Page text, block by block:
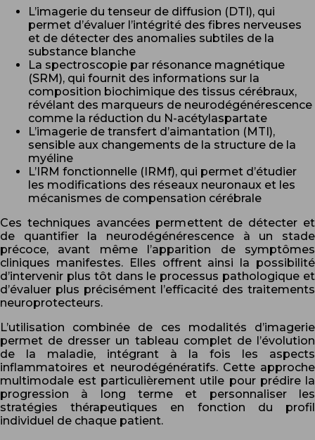
L’imagerie du tenseur de diffusion (DTI), qui
permet d’évaluer l’intégrité des fibres nerveuses
et de détecter des anomalies subtiles de la
substance blanche
La spectroscopie par résonance magnétique
(SRM), qui fournit des informations sur la
composition biochimique des tissus cérébraux,
révélant des marqueurs de neurodégénérescence
comme la réduction du N-acétylaspartate
L’imagerie de transfert d’aimantation (MTI),
sensible aux changements de la structure de la
myéline
L’IRM fonctionnelle (IRMf), qui permet d’étudier
les modifications des réseaux neuronaux et les
mécanismes de compensation cérébrale
Ces techniques avancées permettent de détecter et
de quantifier la neurodégénérescence à un stade
précoce, avant même l’apparition de symptômes
cliniques manifestes. Elles offrent ainsi la possibilité
d’intervenir plus tôt dans le processus pathologique et
d’évaluer plus précisément l’efficacité des traitements
neuroprotecteurs.
L’utilisation combinée de ces modalités d’imagerie
permet de dresser un tableau complet de l’évolution
de la maladie, intégrant à la fois les aspects
inflammatoires et neurodégénératifs. Cette approche
multimodale est particulièrement utile pour prédire la
progression à long terme et personnaliser les
stratégies thérapeutiques en fonction du profil
individuel de chaque patient.